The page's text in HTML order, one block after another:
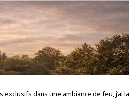
dans une ambiance de feu, j’ai la